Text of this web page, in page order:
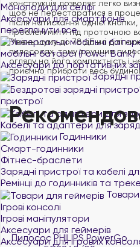
Моноподи для селфі
Аксесуари для смартфонів
переглянути все
мобільні батареї (Power Bank)
Аксесуари до портативних
Зарядні
пристрої
Кабелі та адаптери для
Годинники
Смарт-годинники
Фітнес-браслети
Зарядні пристрої та кабелі
Ремінці до годинників та
Ігрові консолі
Ігрові маніпулятори
Аксесуари для геймерів
Аксесуари для ігрових
конструкція дозволяє легко
щоб не перестаратися в
після натискання однієї
проблем мити під проточною
Рівень шуму до 78 дБ на ділі
пилососах, тому з ручним
огляду на його компактність і
приємно прибрати весь
Пилосос PHILIPS PowerGo